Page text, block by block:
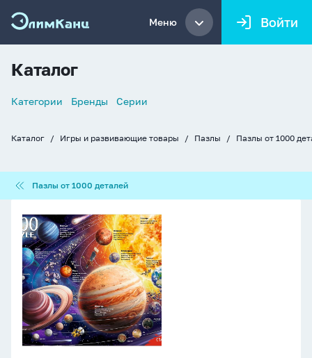
Меню Войти
Каталог
Список
Категории Бренды Серии
Каталог Игры и развивающие товары Пазлы Пазлы от 1000
от
1000
деталей
Пазлы от 1000 деталей
Пазлы
1000
элементов
670*470мм.
"Солнечная
система"